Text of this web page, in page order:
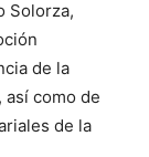
Solorza,
de la
como de
de la